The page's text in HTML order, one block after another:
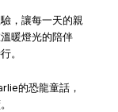
，讓每一天的親
暖燈光的陪伴
。
的恐龍童話，